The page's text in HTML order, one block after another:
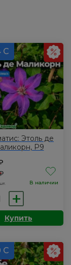
С
Этоль де
Р9
В наличии
Купить
С